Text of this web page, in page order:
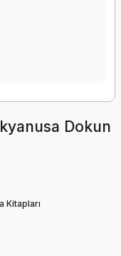
Dokun
Kitapları